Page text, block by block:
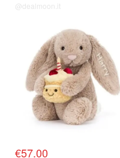
@dealmoon.it
€57.00